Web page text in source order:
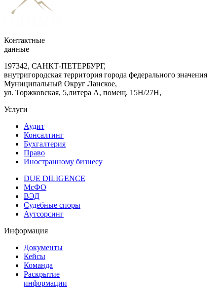
Контактные
данные
197342, САНКТ-ПЕТЕРБУРГ,
внутригородская территория города федерального значения
Муниципальный Округ Ланское,
ул. Торжковская, 5,литера А, помещ. 15Н/27Н,
Услуги
Аудит
Консалтинг
Бухгалтерия
Право
Иностранному бизнесу
DUE DILIGENCE
МсФО
ВЭД
Судебные споры
Аутсорсинг
Информация
Документы
Кейсы
Команда
Раскрытие
информации